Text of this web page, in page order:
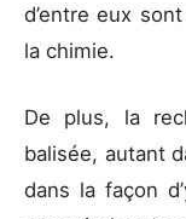
d’entre eux
la chimie.
De plus, la
balisée, autant
dans la façon